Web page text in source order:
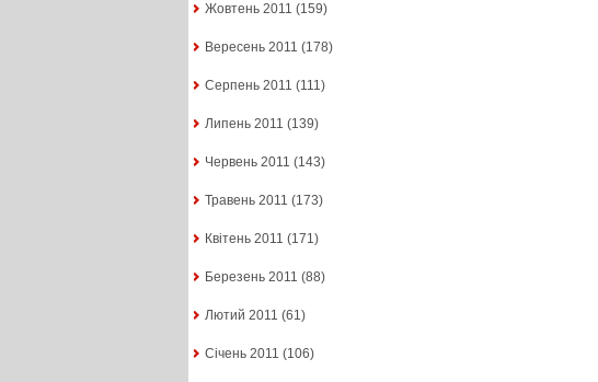
Жовтень 2011 (159)
Вересень 2011 (178)
Серпень 2011 (111)
Липень 2011 (139)
Червень 2011 (143)
Травень 2011 (173)
Квітень 2011 (171)
Березень 2011 (88)
Лютий 2011 (61)
Січень 2011 (106)